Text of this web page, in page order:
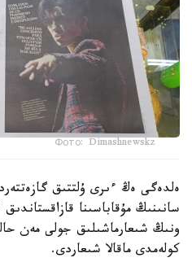
Фото: Dimashnewskz
سانىنىڭ مۇقاباسىنا
ونىڭ شىعارماشىلىق جولى مەن
كولەمدى ماقالا شىعاردى.